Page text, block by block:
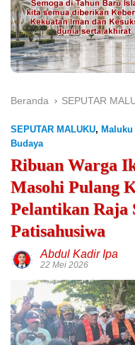
Beranda SEPUTAR
SEPUTAR MALUKU,
Budaya
Ribuan Warga
Masohi Pulang
Pelantikan Raja
Patisahusiwa
Abdul Kadir Ipa
22 Mei 2026